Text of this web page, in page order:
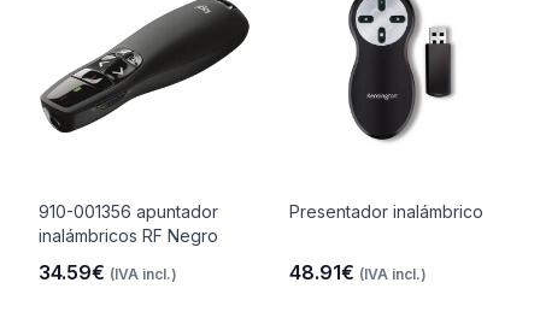
910-001356 apuntador
inalámbricos RF Negro
34.59€ (IVA incl.)
Presentador inalámbrico
48.91€ (IVA incl.)